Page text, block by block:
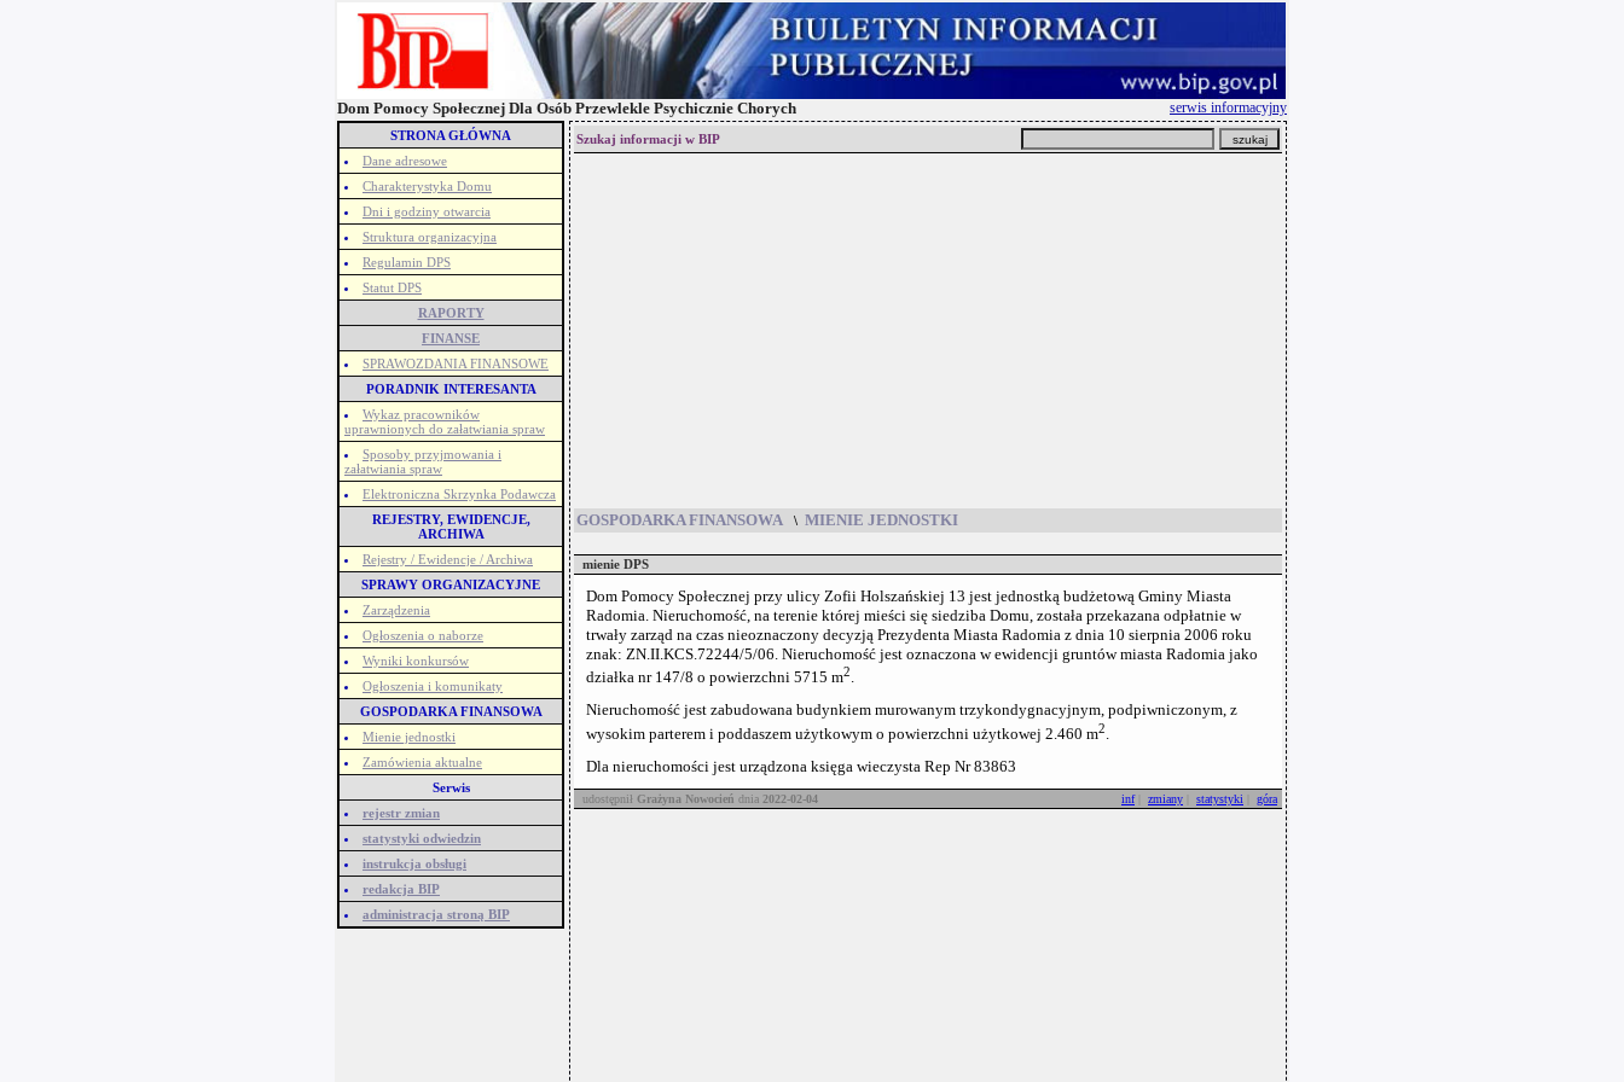
Dom Pomocy Społecznej Dla Osób Przewlekle Psychicznie Chorych serwis informacyjny
STRONA GŁÓWNA
Dane adresowe
Charakterystyka Domu
Dni i godziny otwarcia
Struktura organizacyjna
Regulamin DPS
Statut DPS
RAPORTY
FINANSE
SPRAWOZDANIA FINANSOWE
PORADNIK INTERESANTA
Wykaz pracowników
uprawnionych do załatwiania spraw
Sposoby przyjmowania i
załatwiania spraw
Elektroniczna Skrzynka Podawcza
REJESTRY, EWIDENCJE,
ARCHIWA
Rejestry / Ewidencje / Archiwa
SPRAWY ORGANIZACYJNE
Zarządzenia
Ogłoszenia o naborze
Wyniki konkursów
Ogłoszenia i komunikaty
GOSPODARKA FINANSOWA
Mienie jednostki
Zamówienia aktualne
Serwis
rejestr zmian
statystyki odwiedzin
instrukcja obsługi
redakcja BIP
administracja stroną BIP
Szukaj informacji w BIP
GOSPODARKA FINANSOWA \ MIENIE JEDNOSTKI
mienie DPS
Dom Pomocy Społecznej przy ulicy Zofii Holszańskiej 13 jest jednostką budżetową Gminy Miasta
Radomia. Nieruchomość, na terenie której mieści się siedziba Domu, została przekazana odpłatnie w
trwały zarząd na czas nieoznaczony decyzją Prezydenta Miasta Radomia z dnia 10 sierpnia 2006 roku
znak: ZN.II.KCS.72244/5/06. Nieruchomość jest oznaczona w ewidencji gruntów miasta Radomia jako
działka nr 147/8 o powierzchni 5715 m2.
Nieruchomość jest zabudowana budynkiem murowanym trzykondygnacyjnym, podpiwniczonym, z
wysokim parterem i poddaszem użytkowym o powierzchni użytkowej 2.460 m2
Dla nieruchomości jest urządzona księga wieczysta Rep Nr 83863
udostępnił Grażyna Nowocień dnia 2022-02-04 inf| zmiany statystyki góra